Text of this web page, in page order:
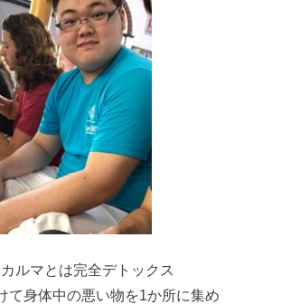
ルマとは完全デトックス
て身体中の悪い物を1か所に集め